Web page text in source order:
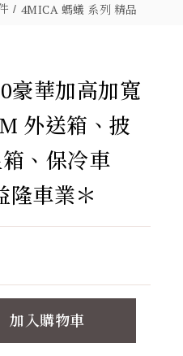
4MICA 螞蟻 系列 精品
豪華加高加寬
外送箱、披
、保冷車
隆車業＊
加入購物車